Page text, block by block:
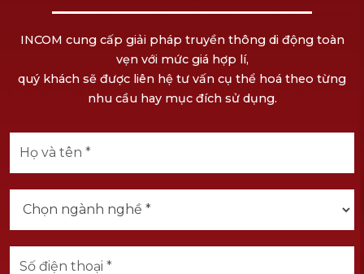
INCOM cung cấp giải pháp truyền thông di động toàn
vẹn với mức giá hợp lí,
quý khách sẽ được liên hệ tư vấn cụ thể hoá theo từng
nhu cầu hay mục đích sử dụng.